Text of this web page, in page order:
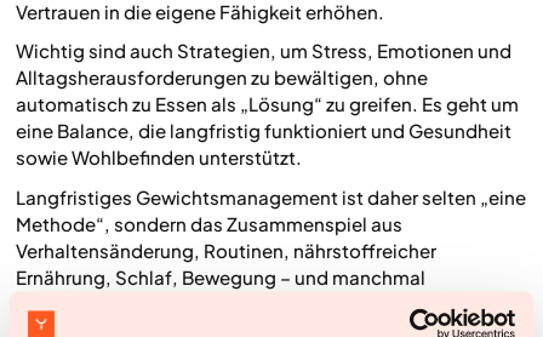
Vertrauen in die eigene Fähigkeit erhöhen.
Wichtig sind auch Strategien, um Stress, Emotionen und
Alltagsherausforderungen zu bewältigen, ohne
automatisch zu Essen als „Lösung“ zu greifen. Es geht um
eine Balance, die langfristig funktioniert und Gesundheit
sowie Wohlbefinden unterstützt.
Langfristiges Gewichtsmanagement ist daher selten „eine
Methode“, sondern das Zusammenspiel aus
Verhaltensänderung, Routinen, nährstoffreicher
Ernährung, Schlaf, Bewegung – und manchmal
medizinischer Behandlung. Am Ende machen die kleinen,
konsequenten Veränderungen den grössten Unterschied.